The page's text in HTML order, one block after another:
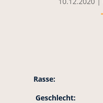
Rasse:
Geschlecht: